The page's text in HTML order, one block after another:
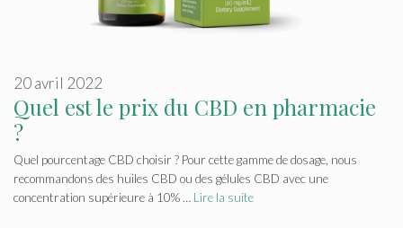
Quel est le prix du CBD en pharmacie
?
20 avril 2022
Quel pourcentage CBD choisir ? Pour cette gamme de dosage, nous
recommandons des huiles CBD ou des gélules CBD avec une
concentration supérieure à 10% … Lire la suite